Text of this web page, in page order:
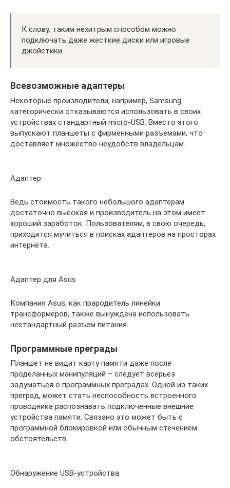
К слову, таким нехитрым способом можно
подключать даже жесткие диски или игровые
джойстики.
Всевозможные адаптеры
Некоторые производители, например, Samsung
категорически отказываются использовать в своих
устройствах стандартный micro-USB. Вместо этого
выпускают планшеты с фирменными разъемами, что
доставляет множество неудобств владельцам.
Адаптер
Ведь стоимость такого небольшого адаптерам
достаточно высокая и производитель на этом имеет
хороший заработок. Пользователям, в свою очередь,
приходится мучиться в поисках адаптеров на просторах
интернета.
Адаптер для Asus
Компания Asus, как прародитель линейки
трансформеров, также вынуждена использовать
нестандартный разъем питания.
Программные преграды
Планшет не видит карту памяти даже после
проделанных манипуляций – следует всерьез
задуматься о программных преградах. Одной из таких
преград, может стать неспособность встроенного
проводника распознавать подключенные внешние
устройства памяти. Связано это может быть с
программной блокировкой или обычным стечением
обстоятельств.
Обнаружение USB-устройства